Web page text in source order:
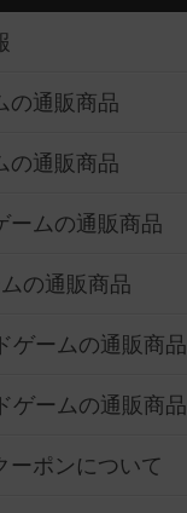
の通販商品
の通販商品
ームの通販商品
の通販商品
ゲームの通販商品
ゲームの通販商品
ーポンについて